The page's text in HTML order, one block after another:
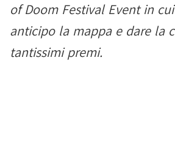
of Doom Festival Event in
anticipo la mappa e dare la
tantissimi premi.